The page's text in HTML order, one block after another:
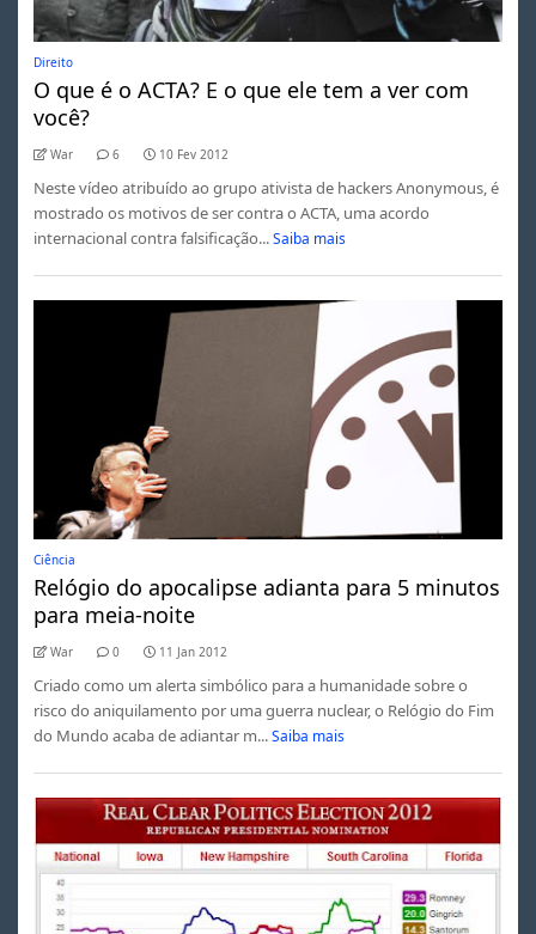
Direito
O que é o ACTA? E o que ele tem a ver com
você?
War 6 10 Fev 2012
Neste vídeo atribuído ao grupo ativista de hackers Anonymous, é
mostrado os motivos de ser contra o ACTA, uma acordo
internacional contra falsificação... Saiba mais
Ciência
Relógio do apocalipse adianta para 5 minutos
para meia-noite
War 0 11 Jan 2012
Criado como um alerta simbólico para a humanidade sobre o
risco do aniquilamento por uma guerra nuclear, o Relógio do Fim
do Mundo acaba de adiantar m... Saiba mais